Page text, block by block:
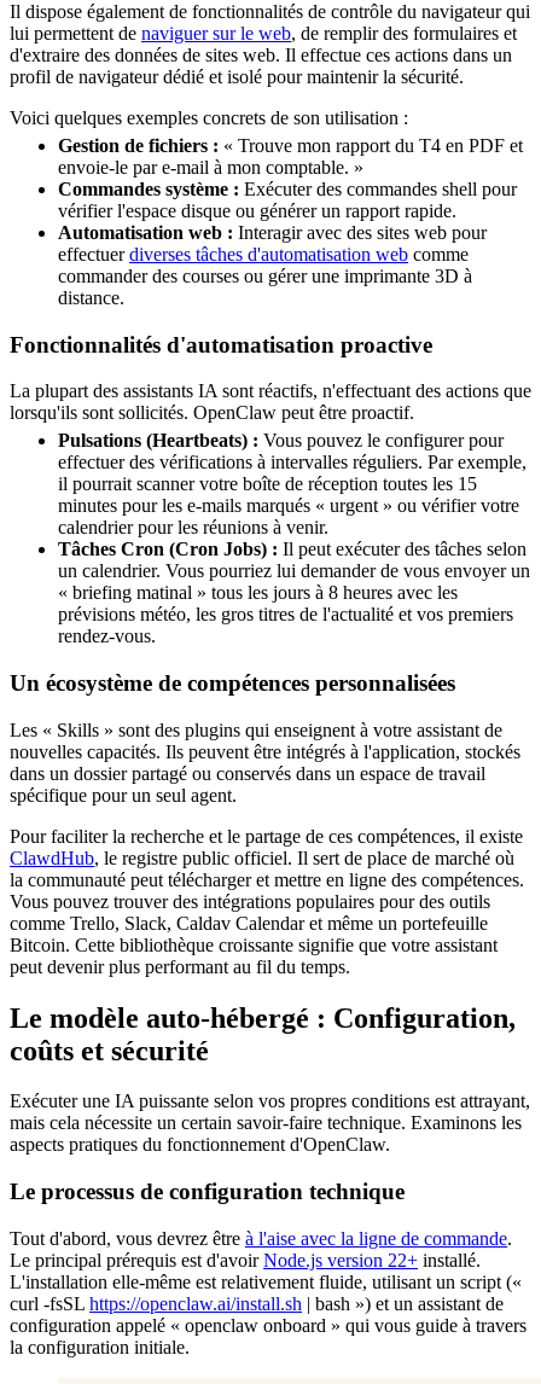
Il dispose également de fonctionnalités de contrôle du navigateur qui
lui permettent de naviguer sur le web, de remplir des formulaires et
d'extraire des données de sites web. Il effectue ces actions dans un
profil de navigateur dédié et isolé pour maintenir la sécurité.
Voici quelques exemples concrets de son utilisation :
Gestion de fichiers : « Trouve mon rapport du T4 en PDF et
envoie-le par e-mail à mon comptable. »
Commandes système : Exécuter des commandes shell pour
vérifier l'espace disque ou générer un rapport rapide.
Automatisation web : Interagir avec des sites web pour
effectuerdiverses tâches d'automatisation web comme
commander des courses ou gérer une imprimante 3D à
distance.
Fonctionnalités d'automatisation proactive
La plupart des assistants IA sont réactifs, n'effectuant des actions que
lorsqu'ils sont sollicités. OpenClaw peut être proactif.
Pulsations (Heartbeats) : Vous pouvez le configurer pour
effectuer des vérifications à intervalles réguliers. Par exemple,
il pourrait scanner votre boîte de réception toutes les 15
minutes pour les e-mails marqués « urgent » ou vérifier votre
calendrier pour les réunions à venir.
Tâches Cron (Cron Jobs) : Il peut exécuter des tâches selon
un calendrier. Vous pourriez lui demander de vous envoyer un
« briefing matinal » tous les jours à 8 heures avec les
prévisions météo, les gros titres de l'actualité et vos premiers
rendez-vous.
Un écosystème de compétences personnalisées
Les « Skills » sont des plugins qui enseignent à votre assistant de
nouvelles capacités. Ils peuvent être intégrés à l'application, stockés
dans un dossier partagé ou conservés dans un espace de travail
spécifique pour un seul agent.
Pour faciliter la recherche et le partage de ces compétences, il existe
ClawdHub, le registre public officiel. Il sert de place de marché où
la communauté peut télécharger et mettre en ligne des compétences.
Vous pouvez trouver des intégrations populaires pour des outils
comme Trello, Slack, Caldav Calendar et même un portefeuille
Bitcoin. Cette bibliothèque croissante signifie que votre assistant
peut devenir plus performant au fil du temps.
Le modèle auto-hébergé : Configuration,
coûts et sécurité
Exécuter une IA puissante selon vos propres conditions est attrayant,
mais cela nécessite un certain savoir-faire technique. Examinons les
aspects pratiques du fonctionnement d'OpenClaw.
Le processus de configuration technique
Tout d'abord, vous devrez être à l'aise avec la ligne de commande.
Le principal prérequis est d'avoirNode.js version 22+ installé.
L'installation elle-même est relativement fluide, utilisant un script («
curl -fsSL https://openclaw.ai/install.sh | bash ») et un assistant de
configuration appelé « openclaw onboard » qui vous guide à travers
la configuration initiale.